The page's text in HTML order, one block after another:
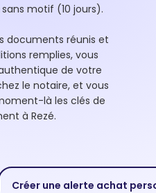
motif (10 jours).
documents réunis et
remplies, vous
de votre
le notaire, et vous
là les clés de
à Rezé.
Créer une alerte achat